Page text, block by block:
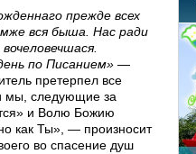
прежде всех
вся быша. Нас ради
по Писанием» —
претерпел все
мы, следующие за
и Волю Божию
как Ты», — произносит
во спасение душ